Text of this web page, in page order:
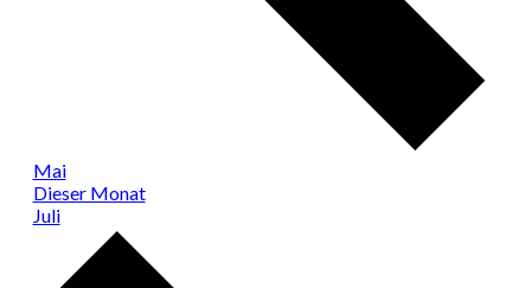
Mai
Dieser Monat
Juli